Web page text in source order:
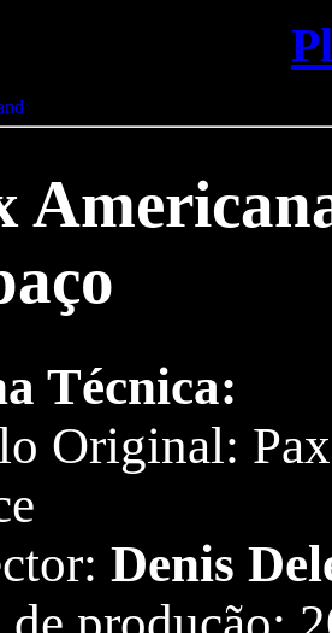
Técnica:
Original:
Denis